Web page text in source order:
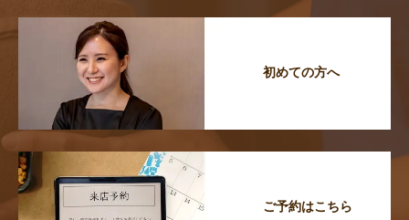
初めての方へ
ご予約はこちら